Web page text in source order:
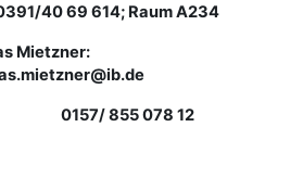
40 69 614; Raum A234
Mietzner:
855 078 12